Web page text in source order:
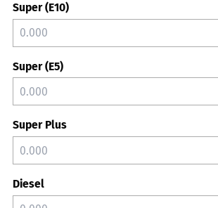
Super (E10)
Super (E5)
Super Plus
Diesel